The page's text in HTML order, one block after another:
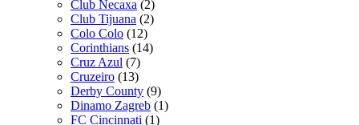
Club Necaxa (2)
Club Tijuana (2)
Colo Colo (12)
Corinthians (14)
Cruz Azul (7)
Cruzeiro (13)
Derby County (9)
Dinamo Zagreb (1)
FC Cincinnati (1)